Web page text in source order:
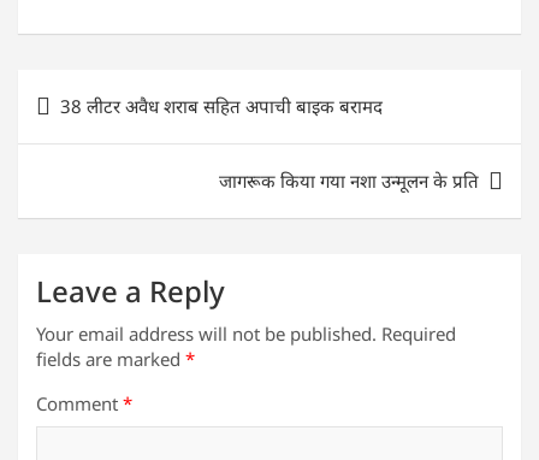
at
s
A
c
e
b
itt
er
k
e
dI
n
ai
l
ar
e
Post
navigation
38 लीटर अवैध शराब सहित अपाची बाइक बरामद
जागरूक किया गया नशा उन्मूलन के प्रति
Leave a Reply
Your email address will not be published. Required
fields are marked *
Comment *